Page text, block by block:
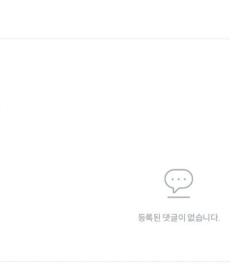
등록된 댓글이 없습니다.